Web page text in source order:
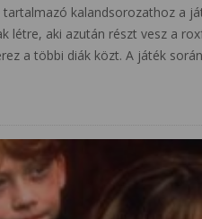
tartalmazó kalandsorozathoz a
létre, aki azután részt vesz a
a többi diák közt. A játék